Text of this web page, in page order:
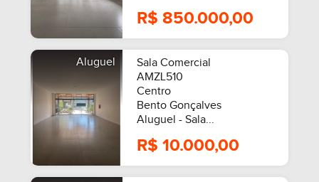
R$ 850.000,00
Aluguel
Sala Comercial
AMZL510
Centro
Bento Gonçalves
Aluguel - Sala...
R$ 10.000,00